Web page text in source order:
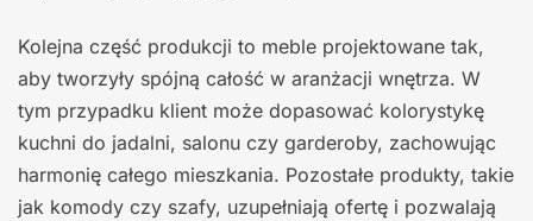
Kolejna część produkcji to meble projektowane tak,
aby tworzyły spójną całość w aranżacji wnętrza. W
tym przypadku klient może dopasować kolorystykę
kuchni do jadalni, salonu czy garderoby, zachowując
harmonię całego mieszkania. Pozostałe produkty, takie
jak komody czy szafy, uzupełniają ofertę i pozwalają